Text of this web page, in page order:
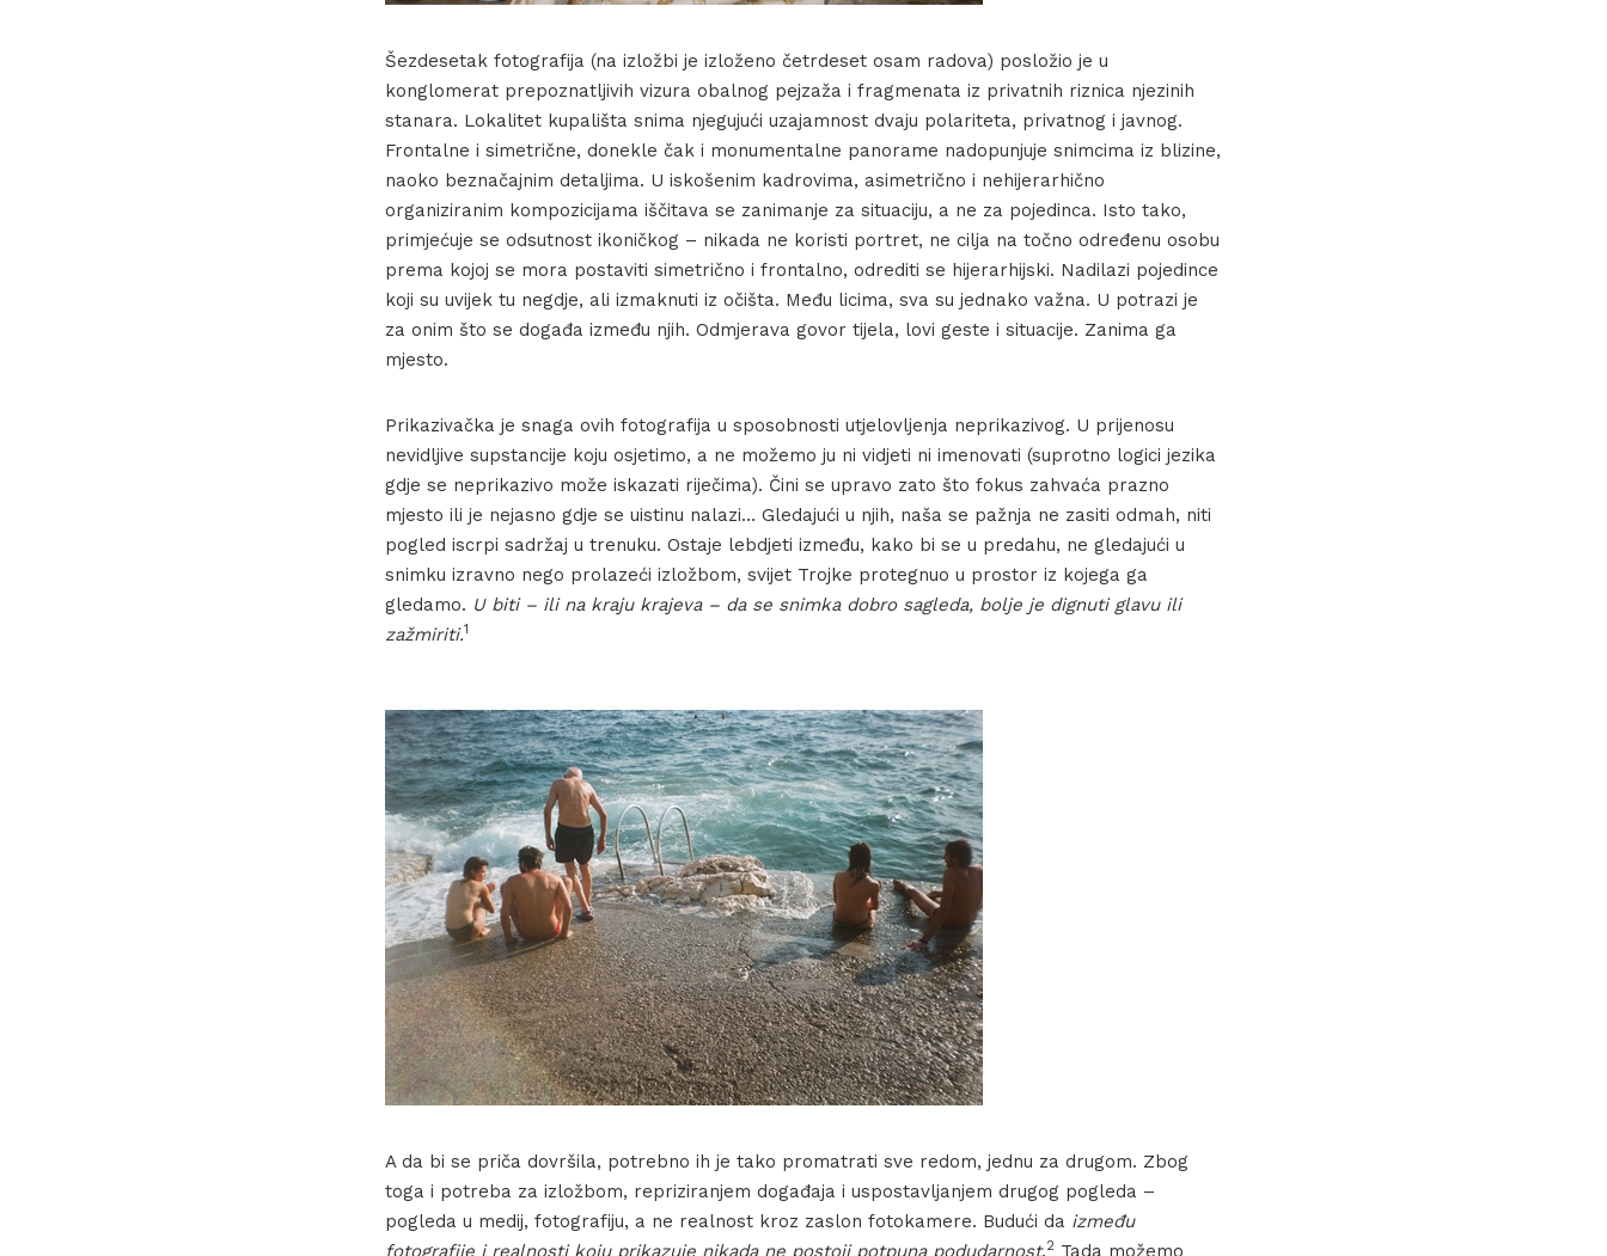
Šezdesetak fotografija (na izložbi je izloženo četrdeset osam radova) posložio je u
konglomerat prepoznatljivih vizura obalnog pejzaža i fragmenata iz privatnih riznica njezinih
stanara. Lokalitet kupališta snima njegujući uzajamnost dvaju polariteta, privatnog i javnog.
Frontalne i simetrične, donekle čak i monumentalne panorame nadopunjuje snimcima iz blizine,
naoko beznačajnim detaljima. U iskošenim kadrovima, asimetrično i nehijerarhično
organiziranim kompozicijama iščitava se zanimanje za situaciju, a ne za pojedinca. Isto tako,
primjećuje se odsutnost ikoničkog – nikada ne koristi portret, ne cilja na točno određenu osobu
prema kojoj se mora postaviti simetrično i frontalno, odrediti se hijerarhijski. Nadilazi pojedince
koji su uvijek tu negdje, ali izmaknuti iz očišta. Među licima, sva su jednako važna. U potrazi je
za onim što se događa između njih. Odmjerava govor tijela, lovi geste i situacije. Zanima ga
mjesto.
Prikazivačka je snaga ovih fotografija u sposobnosti utjelovljenja neprikazivog. U prijenosu
nevidljive supstancije koju osjetimo, a ne možemo ju ni vidjeti ni imenovati (suprotno logici jezika
gdje se neprikazivo može iskazati riječima). Čini se upravo zato što fokus zahvaća prazno
mjesto ili je nejasno gdje se uistinu nalazi… Gledajući u njih, naša se pažnja ne zasiti odmah, niti
pogled iscrpi sadržaj u trenuku. Ostaje lebdjeti između, kako bi se u predahu, ne gledajući u
snimku izravno nego prolazeći izložbom, svijet Trojke protegnuo u prostor iz kojega ga
gledamo. U biti – ili na kraju krajeva – da se snimka dobro sagleda, bolje je dignuti glavu ili
zažmiriti.1
A da bi se priča dovršila, potrebno ih je tako promatrati sve redom, jednu za drugom. Zbog
toga i potreba za izložbom, repriziranjem događaja i uspostavljanjem drugog pogleda –
pogleda u medij, fotografiju, a ne realnost kroz zaslon fotokamere. Budući da između
fotografije i realnosti koju prikazuje nikada ne postoji potpuna podudarnost.2 Tada možemo